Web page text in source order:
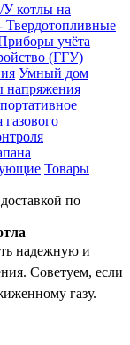
котлы на
Твердотопливные
учёта
(ГГУ)
Умный дом
напряжения
Товары
надежную и
Советуем, если
газу.